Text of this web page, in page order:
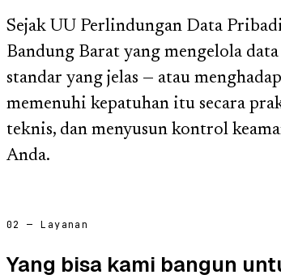
Sejak UU Perlindungan Data
Bandung Barat yang mengelola
standar yang jelas — atau
memenuhi kepatuhan itu secara
teknis, dan menyusun kontrol
Anda.
02 — Layanan
Yang bisa kami bangun